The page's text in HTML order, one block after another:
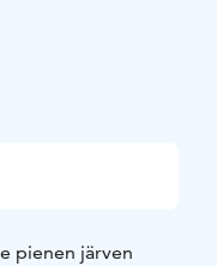
pienen järven